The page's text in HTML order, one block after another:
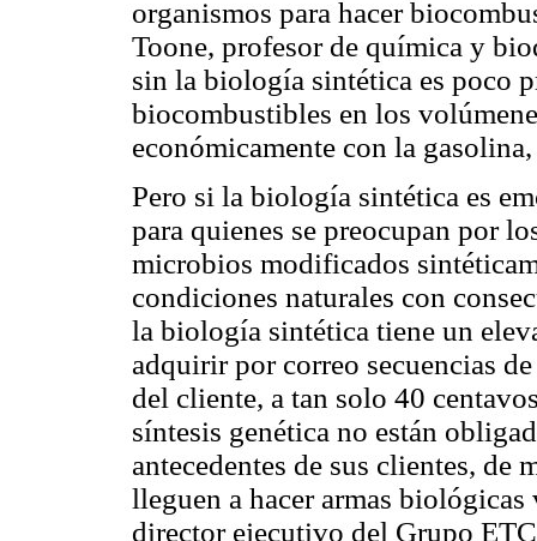
organismos para hacer
Toone, profesor de química y
sin la biología sintética es poco
biocombustibles en los
económicamente con la
Pero si la biología sintética es
para quienes se preocupan por
microbios modificados
condiciones naturales con
la biología sintética tiene un
adquirir por correo secuencias
del cliente, a tan solo 40
síntesis genética no están
antecedentes de sus clientes, de
lleguen a hacer armas
director ejecutivo del Grupo